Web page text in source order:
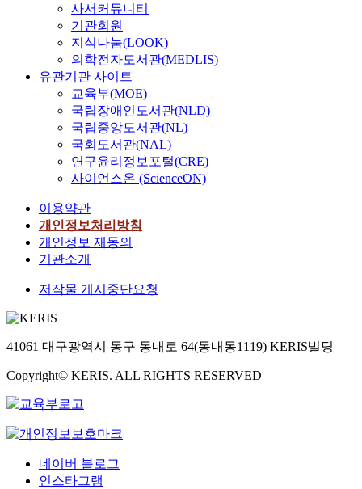
사서커뮤니티
기관회원
지식나눔(LOOK)
의학전자도서관(MEDLIS)
유관기관 사이트
교육부(MOE)
국립장애인도서관(NLD)
국립중앙도서관(NL)
국회도서관(NAL)
연구윤리정보포털(CRE)
사이언스온 (ScienceON)
이용약관
개인정보처리방침
개인정보 재동의
기관소개
저작물 게시중단요청
41061 대구광역시 동구 동내로 64(동내동1119) KERIS빌딩
Copyright© KERIS. ALL RIGHTS RESERVED
네이버 블로그
인스타그램